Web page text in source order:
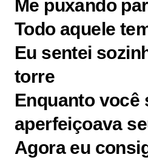
Me puxando
Todo aquele
Eu sentei
torre
Enquanto você
aperfeiçoava
Agora eu